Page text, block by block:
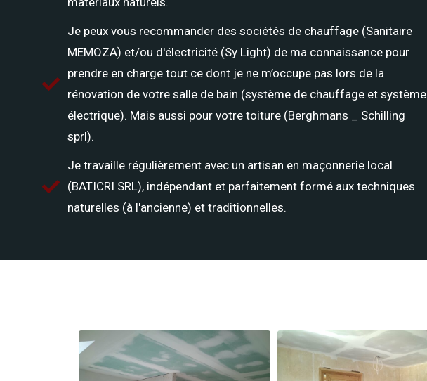
Je peux vous recommander des sociétés de chauffage (Sanitaire
MEMOZA) et/ou d'électricité (Sy Light) de ma connaissance pour
prendre en charge tout ce dont je ne m’occupe pas lors de la
rénovation de votre salle de bain (système de chauffage et système
électrique). Mais aussi pour votre toiture (Berghmans _ Schilling
sprl).
Je travaille régulièrement avec un artisan en maçonnerie local
(BATICRI SRL), indépendant et parfaitement formé aux techniques
naturelles (à l'ancienne) et traditionnelles.